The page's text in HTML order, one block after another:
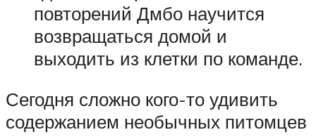
повторений Дмбо научится
возвращаться домой и
выходить из клетки по команде.
Сегодня сложно кого-то удивить
содержанием необычных питомцев